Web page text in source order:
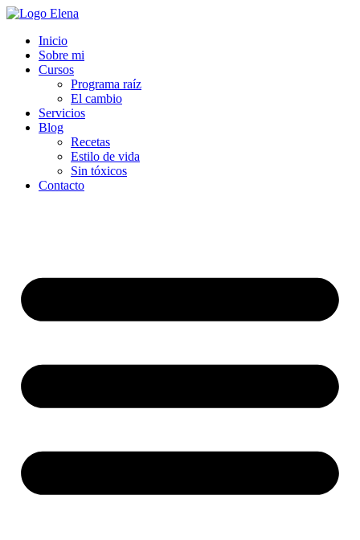
Inicio
Sobre mi
Cursos
Programa raíz
El cambio
Servicios
Blog
Recetas
Estilo de vida
Sin tóxicos
Contacto